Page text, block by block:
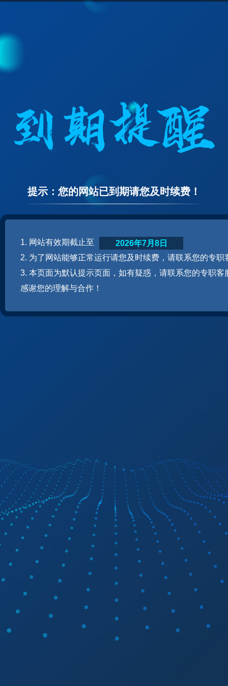
提示：您的网站已到期请您及时续费！
1. 网站有效期截止至
2. 为了网站能够正常运行请您及时续费，请联系您的专职
3. 本页面为默认提示页面，如有疑惑，请联系您的专职客
感谢您的理解与合作！
2026年7月8日